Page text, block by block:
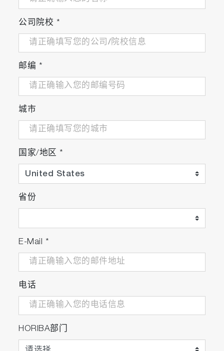
公司院校 *
邮编 *
城市
国家/地区 *
省份
E-Mail *
电话
HORIBA部门